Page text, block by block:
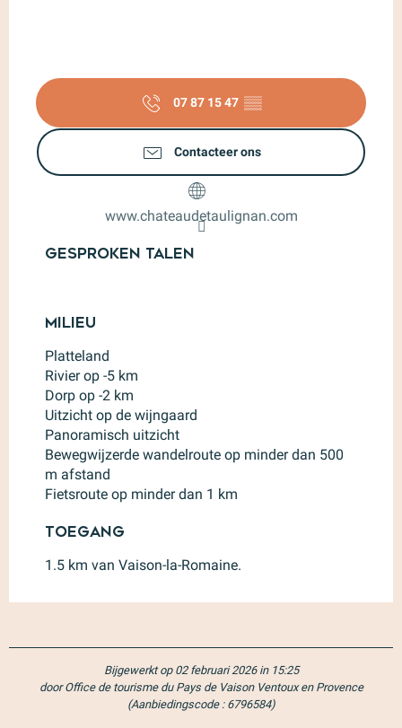
07 87 15 47 ▒▒
Contacteer ons
www.chateaudetaulignan.com
Gesproken talen
Gesproken talen
Milieu
Milieu
Platteland
Rivier op -5 km
Dorp op -2 km
Uitzicht op de wijngaard
Panoramisch uitzicht
Bewegwijzerde wandelroute op minder dan 500
m afstand
Fietsroute op minder dan 1 km
Toegang
Toegang
1.5 km van Vaison-la-Romaine.
Bijgewerkt op 02 februari 2026 in 15:25
door Office de tourisme du Pays de Vaison Ventoux en Provence
(Aanbiedingscode : 6796584)